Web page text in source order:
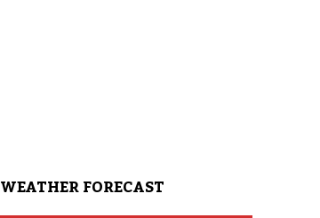
WEATHER FORECAST